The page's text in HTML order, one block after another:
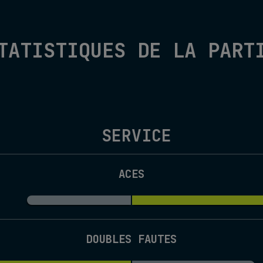
DE LA
SERVICE
ACES
DOUBLES FAUTES